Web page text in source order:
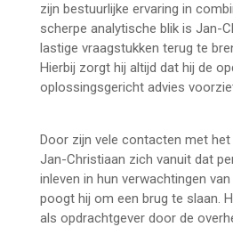
zijn bestuurlijke ervaring in
scherpe analytische blik is Jan-
lastige vraagstukken terug te
Hierbij zorgt hij altijd dat hij de
oplossingsgericht advies
Door zijn vele contacten met
Jan-Christiaan zich vanuit dat
inleven in hun verwachtingen
poogt hij om een brug te slaan.
als opdrachtgever door de